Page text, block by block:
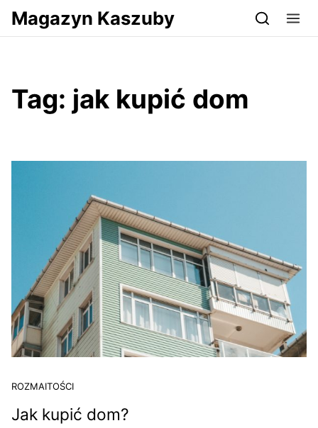
Przejdź do serwisu magazynkaszuby.pl
Magazyn Kaszuby
Tag: jak kupić dom
ROZMAITOŚCI
Jak kupić dom?